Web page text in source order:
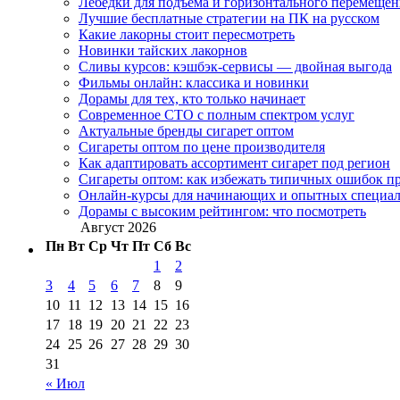
Лучшие бесплатные стратегии на ПК на русском
Какие лакорны стоит пересмотреть
Новинки тайских лакорнов
Сливы курсов: кэшбэк-сервисы — двойная выгода
Фильмы онлайн: классика и новинки
Дорамы для тех, кто только начинает
Современное СТО с полным спектром услуг
Актуальные бренды сигарет оптом
Сигареты оптом по цене производителя
Как адаптировать ассортимент сигарет под регион
Сигареты оптом: как избежать типичных ошибок
Онлайн-курсы для начинающих и опытных
Дорамы с высоким рейтингом: что посмотреть
Август 2026
Пн Вт Ср Чт Пт Сб Вс
« Июл
1
2
3
4 5 6 7 8
9
10 11 12 13 14 15 16
17 18 19 20 21 22 23
24 25 26 27 28 29 30
31